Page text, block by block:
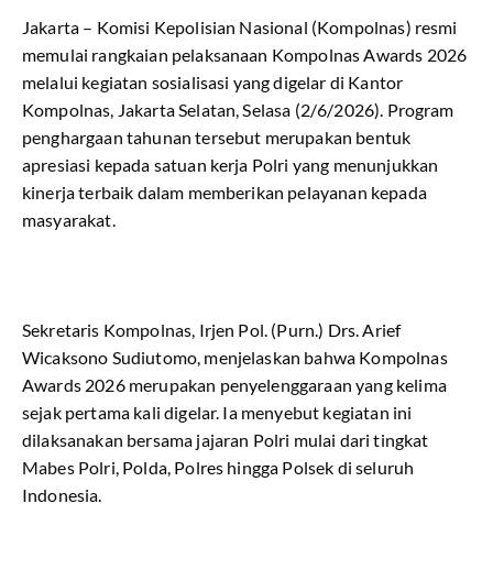
Jakarta – Komisi Kepolisian Nasional (Kompolnas) resmi
memulai rangkaian pelaksanaan Kompolnas Awards 2026
melalui kegiatan sosialisasi yang digelar di Kantor
Kompolnas, Jakarta Selatan, Selasa (2/6/2026). Program
penghargaan tahunan tersebut merupakan bentuk
apresiasi kepada satuan kerja Polri yang menunjukkan
kinerja terbaik dalam memberikan pelayanan kepada
masyarakat.
Sekretaris Kompolnas, Irjen Pol. (Purn.) Drs. Arief
Wicaksono Sudiutomo, menjelaskan bahwa Kompolnas
Awards 2026 merupakan penyelenggaraan yang kelima
sejak pertama kali digelar. Ia menyebut kegiatan ini
dilaksanakan bersama jajaran Polri mulai dari tingkat
Mabes Polri, Polda, Polres hingga Polsek di seluruh
Indonesia.